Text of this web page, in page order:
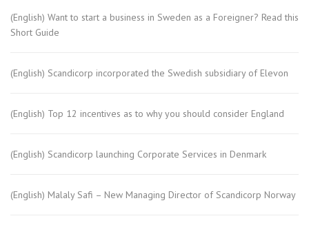
(English) Want to start a business in Sweden as a Foreigner? Read this
Short Guide
(English) Scandicorp incorporated the Swedish subsidiary of Elevon
(English) Top 12 incentives as to why you should consider England
(English) Scandicorp launching Corporate Services in Denmark
(English) Malaly Safi – New Managing Director of Scandicorp Norway